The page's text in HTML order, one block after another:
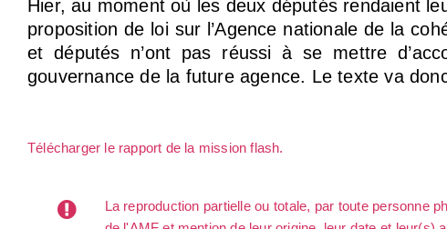
Hier, au moment où les deux députés rendaient
proposition de loi sur l’Agence nationale de la
et députés n’ont pas réussi à se mettre
gouvernance de la future agence. Le texte va
Télécharger le rapport de la mission flash.
La reproduction partielle ou totale, par toute personne